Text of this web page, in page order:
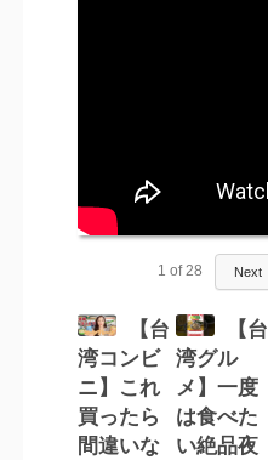
1 of 28 Next
【台
湾コンビ
ニ】これ
買ったら
間違いな
【台
湾グル
メ】一度
は食べた
い絶品夜